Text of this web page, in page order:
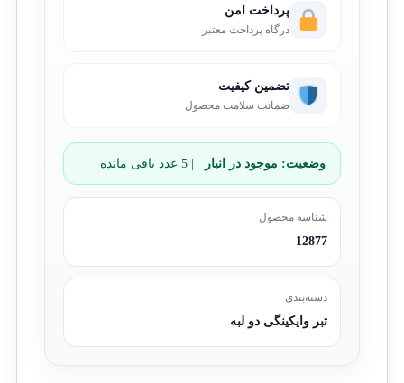
پرداخت امن
درگاه پرداخت معتبر
تضمین کیفیت
ضمانت سلامت محصول
وضعیت: موجود در انبار | 5 عدد باقی مانده
شناسه محصول
12877
دسته‌بندی
تبر وایکینگی دو لبه